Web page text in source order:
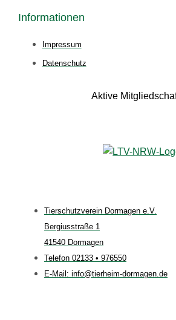
Informationen
Impressum
Datenschutz
Aktive
Tierschutzverein Dormagen e.V.
Bergiusstraße 1
41540 Dormagen
Telefon 02133 • 976550
E-Mail: info@tierheim-dormagen.de